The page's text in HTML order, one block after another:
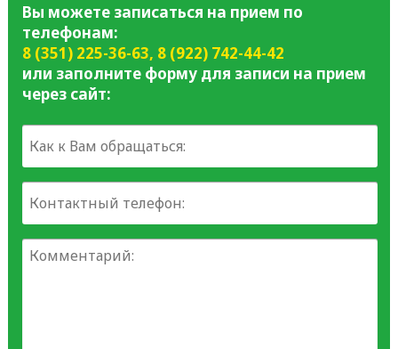
Вы можете записаться на прием по
телефонам:
8 (351) 225-36-63, 8 (922) 742-44-42
или заполните форму для записи на прием
через сайт: